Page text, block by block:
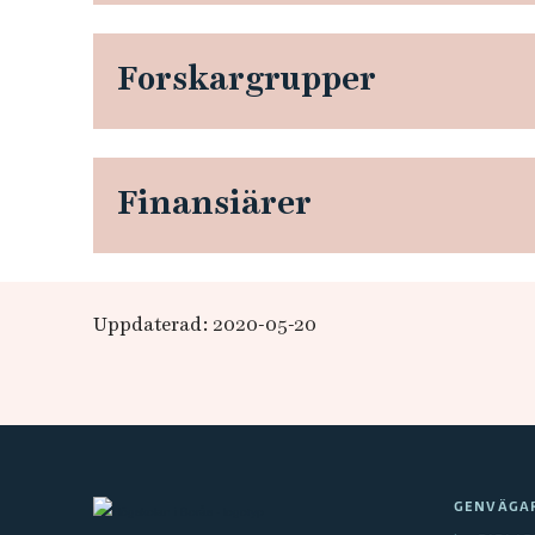
Forskargrupper
Finansiärer
Uppdaterad: 2020-05-20